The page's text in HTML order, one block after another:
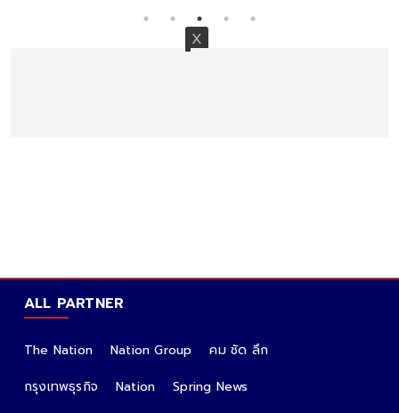
ALL PARTNER
The Nation Nation Group
คม ชัด ลึก
กรุงเทพธุรกิจ
Nation
Spring News